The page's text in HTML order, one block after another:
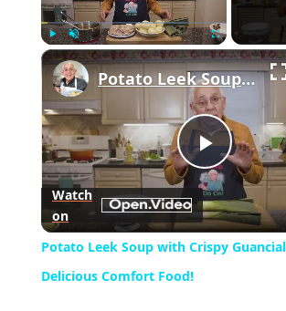
Unmute Fullscreen
Play
Video
Potato Leek Soup with Crispy Guanciale – Easy and Delicious Comfort Food!
Watch
on
Potato Leek Soup with Crispy
Delicious Comfort Food!